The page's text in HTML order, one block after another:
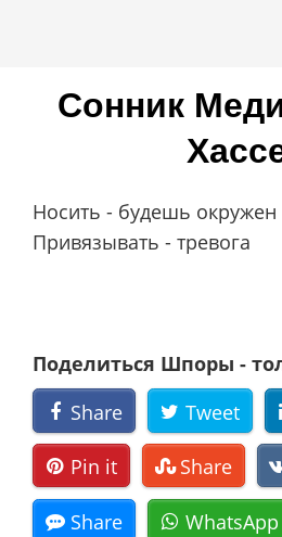
Сонник
Носить - будешь
Привязывать - тревога
Поделиться Шпоры -
Share
Tweet
Pin it Share
Share WhatsApp